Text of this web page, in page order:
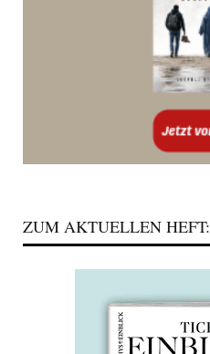
ZUM AKTUELLEN HEFT: